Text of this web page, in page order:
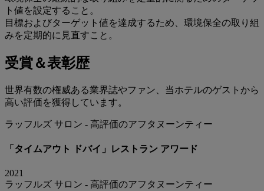
ト値を設定すること。
目標およびターゲット値を達成するため、環境保全の取り組
みを定期的に見直すこと。
受賞＆表彰歴
世界有数の権威ある業界誌やファン、当ホテルのゲストから
高い評価を獲得しています。
ラッフルズ サロン - 高評価のアフタヌーンティー
「タイムアウト ドバイ」レストラン アワード
2021
ラッフルズ サロン - 高評価のアフタヌーンティー